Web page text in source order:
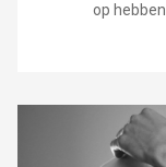
op hebben